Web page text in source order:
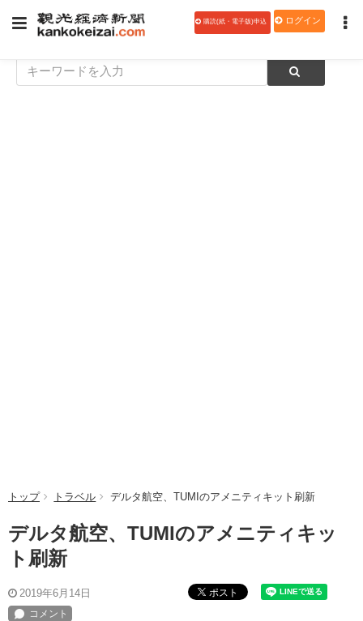
購読(紙・電子版)申込 ログイン
トップ トラベル デルタ航空、TUMIのアメニティキット刷新
デルタ航空、TUMIのアメニティキッ
ト刷新
2019年6月14日 ポスト